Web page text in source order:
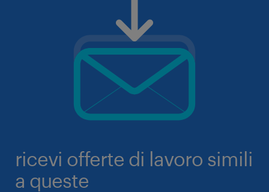
ricevi offerte di lavoro simili
a queste